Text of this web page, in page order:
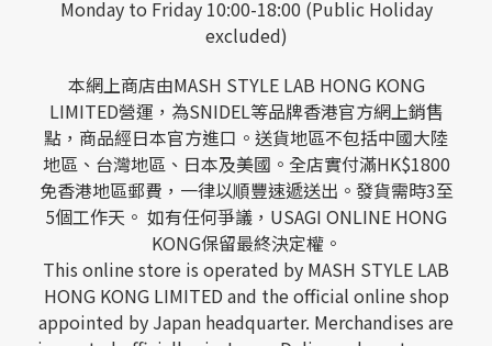
Monday to Friday 10:00-18:00 (Public Holiday
excluded)
本網上商店由MASH STYLE LAB HONG KONG
LIMITED營運，為SNIDEL等品牌香港官方網上銷售
點，商品經日本官方進口。送貨地區不包括中國大陸
地區、台灣地區、日本及美國。全店實付滿HK$1800
免香港地區郵費，一律以順豐速遞送出。發貨需時3至
5個工作天。 如有任何爭議，USAGI ONLINE HONG
KONG保留最終決定權。
This online store is operated by MASH STYLE LAB
HONG KONG LIMITED and the official online shop
appointed by Japan headquarter. Merchandises are